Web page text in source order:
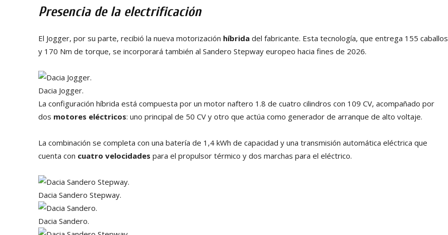
Presencia de la electrificación
El Jogger, por su parte, recibió la nueva motorización híbrida del fabricante. Esta tecnología, que entrega 155 caballos
y 170 Nm de torque, se incorporará también al Sandero Stepway europeo hacia fines de 2026.
Dacia Jogger.
La configuración híbrida está compuesta por un motor naftero 1.8 de cuatro cilindros con 109 CV, acompañado por
dos motores eléctricos: uno principal de 50 CV y otro que actúa como generador de arranque de alto voltaje.
La combinación se completa con una batería de 1,4 kWh de capacidad y una transmisión automática eléctrica que
cuenta con cuatro velocidades para el propulsor térmico y dos marchas para el eléctrico.
Dacia Sandero Stepway.
Dacia Sandero.